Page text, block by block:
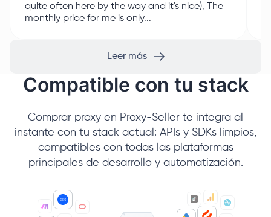
quite often here by the way and it's nice), The
monthly price for me is only...
Leer más
Compatible con tu stack
Comprar proxy en Proxy-Seller te integra al
instante con tu stack actual: APIs y SDKs limpios,
compatibles con todas las plataformas
principales de desarrollo y automatización.